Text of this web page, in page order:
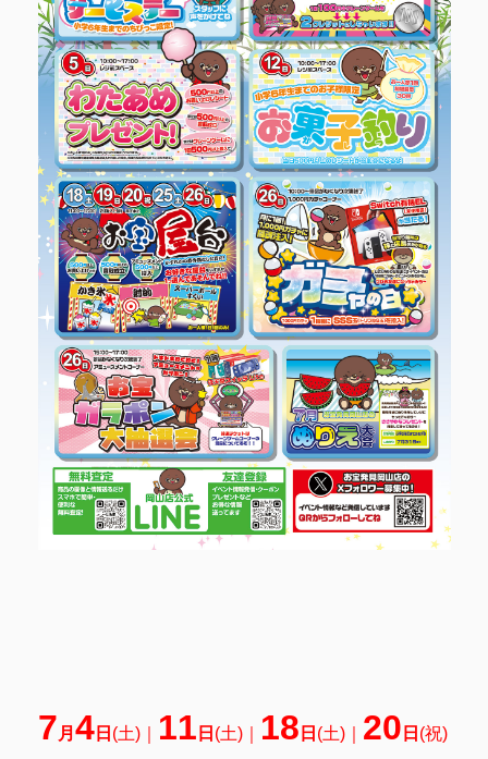
7 月 4日 (土)｜ 11 日 (土)｜ 18 日 (土)｜ 20 日 (祝)